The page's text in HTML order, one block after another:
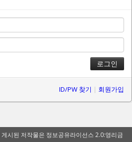
ID/PW 찾기 | 회원가입
시된 저작물은 정보공유라이선스 2.0:영리금